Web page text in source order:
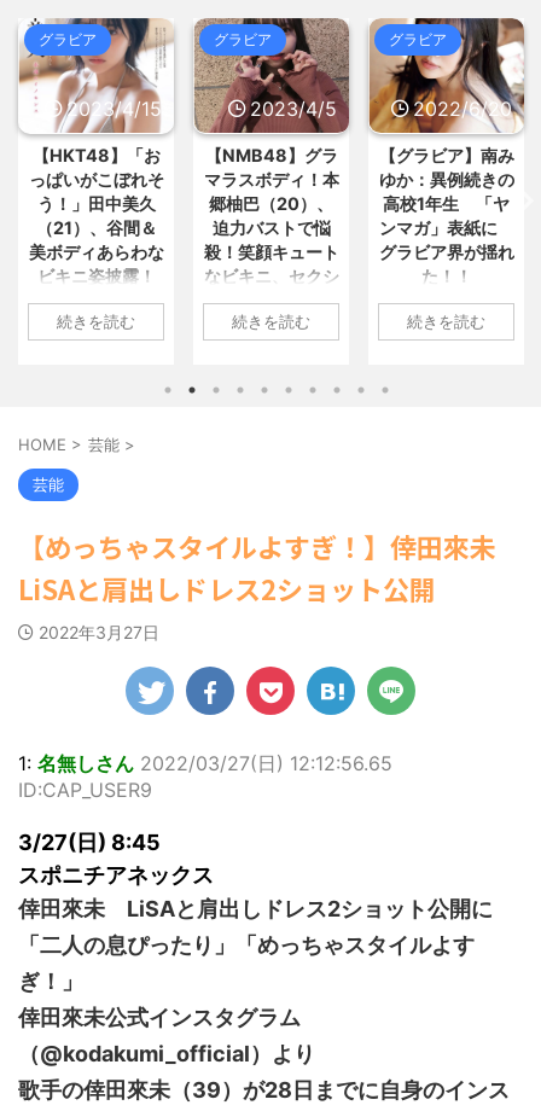
おまとめ : おすすめ NEW! (8/9 04:33)
【悲報】東科大医学部卒の美人
YouTuber、直美で炎上ww... / おまと
め : おすすめ NEW! (8/9 04:29)
【画像】女さん「髪染めてもらっ
た♪」ﾊﾟｼｬ⇠『胸』にしか目... / おま
とめ : おすすめ NEW! (8/9 04:29)
【議論】儒教「年上を敬え、目上
に逆らうな、秩序を守れ」←これ... /
おまとめ : おすすめ NEW! (8/9 04:03)
【信長の野望・新生】米問屋をど
気になるニュースまとめアンテナ
(8/29 00:02)
なるニュースまとめアンテナ
(8/29
【悲報】乃木中３０ｔｈヒット祈
願が死ぬほど / 気になるニュースまと
めアンテナ
【モバマスSS】志希「苺の美味し
になるニュースまとめアンテナ
(8/29
00:00)
【速報】スプラトゥーン公式、謝
罪 / 気になるニュースまとめアンテナ
カ。ホストの初回なら居酒屋より安...
/ 5chまとめMAP(総合) NEW! (8/9
05:57)
韓国人「昨日Jリーグで韓国人選
手絶対やってはいけないプレーで... /
5chまとめMAP(総合) NEW!
(8/9
05:51)
【悲報】さらば青春の光さん、ひ
ょうろくさんを廃墟に放置してし... /
5chまとめMAP(総合) NEW!
(8/9
05:43)
ソニーの新作MARVEL Tōkonが発
売されたけどどうなん... / 5chまとめ
MAP(総合)
(8/9 05:33)
【芸能】元日向坂46・松田好花、
食中毒で「腹痛とおう吐と下痢... /
5chまとめMAP(総合) NEW! (8/9
海外「日本よ、お前がナンバーワ
【為替相場】為替介入により一時
1ドル157円台 しかし戻しも... / にゅー
すなう！ まとめアンテナ
22:16)
(7/30 22:06)
海外「日本よ、お前がナンバーワ
21:56)
グラビア
2023/4/5
【NMB48】グラ
マラスボディ！本
郷柚巴（20）、
迫力バストで悩
殺！笑顔キュート
なビキニ、セクシ
ーニット、ランジ
ェリー姿披露
NMB48の本郷柚巴
が、漫画誌『ヤン
グアニマル』（白
イト『ヤングアニ
マルWeb』のグラ
ビアに初登場し
ボディを武器に、
中の本郷。 今回、
サイトには15カッ
り、ボディライン
際立つタイトなセ
クシーニット姿の
キュートなビキ
ニ、迫力バスト目
を引くランジェリ
ー姿のカットなど
盛りだくさんの内
容となっている。
http://www.rbbto
da ...
続きを読む
グラビア
2022/6/20
【グラビア】南み
ゆか：異例続きの
高校1年生 「ヤ
ンマガ」表紙に
グラビア界が揺れ
た！！
1: 名無しさん
2022/06/20(月)
「OS☆K」の南み
ゆかさんが、6月
20日発売のマンガ
に登場した。 南さ
んは2005年10月10
紙を飾ったことが
が揺れた！！」と
紹介され、水着姿
を披露した。 ...
続きを読む
グラビア
2022/6/18
【速報です!!!】中
川翔子「写真集」
2位 8キロ減の
ランジェリーカッ
トほか「今まで以
上に攻めた」過去
最高に色っぽ
い“しょこたん”満
1: 名無しさん
ルミライ』（講談
部を売り上げ、
ングジャンル別
「写真集」で共に2
大胆すぎる肌見
本作撮影にあた
り、「スゴい決意
をさせていただい
続きを読む
HOME > 芸能 >
芸能
【めっちゃスタイルよすぎ！】倖田來未
LiSAと肩出しドレス2ショット公開
2022年3月27日
1: 名無しさん 2022/03/27(日) 12:12:56.65
ID:CAP_USER9
3/27(日) 8:45
スポニチアネックス
倖田來未 LiSAと肩出しドレス2ショット公開に
「二人の息ぴったり」「めっちゃスタイルよす
ぎ！」
倖田來未公式インスタグラム
（@kodakumi_official）より
歌手の倖田來未（39）が28日までに自身のインス